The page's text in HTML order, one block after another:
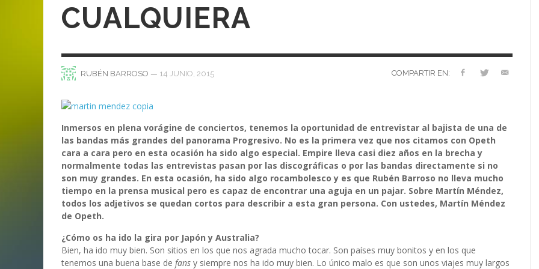
‘DEUS EX MACHINA’ – PRIMERAS
ANIVERSARIO
ENTREVISTA CON LIV KRISTINE.
LA CRÓNICA
LIV KRISTINE – ‘RIVER OF DIAMONDS’
SAMSON
EMPIRE RADIO: HELLFEST 2017
CUALQUIERA
COMPARTIR EN:
RUBÉN BARROSO — 14 JUNIO, 2015
Inmersos en plena vorágine de conciertos, tenemos la oportunidad de entrevistar al bajista de una de
las bandas más grandes del panorama Progresivo. No es la primera vez que nos citamos con Opeth
cara a cara pero en esta ocasión ha sido algo especial. Empire lleva casi diez años en la brecha y
normalmente todas las entrevistas pasan por las discográficas o por las bandas directamente si no
son muy grandes. En esta ocasión, ha sido algo rocambolesco y es que Rubén Barroso no lleva mucho
tiempo en la prensa musical pero es capaz de encontrar una aguja en un pajar. Sobre Martín Méndez,
todos los adjetivos se quedan cortos para describir a esta gran persona. Con ustedes, Martín Méndez
de Opeth.
¿Cómo os ha ido la gira por Japón y Australia?
Bien, ha ido muy bien. Son sitios en los que nos agrada mucho tocar. Son países muy bonitos y en los que
tenemos una buena base de fans y siempre nos ha ido muy bien. Lo único malo es que son unos viajes muy largos